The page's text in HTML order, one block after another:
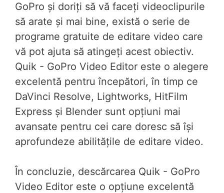
GoPro și doriți să vă faceți videoclipurile
să arate și mai bine, există o serie de
programe gratuite de editare video care
vă pot ajuta să atingeți acest obiectiv.
Quik - GoPro Video Editor este o alegere
excelentă pentru începători, în timp ce
DaVinci Resolve, Lightworks, HitFilm
Express și Blender sunt opțiuni mai
avansate pentru cei care doresc să își
aprofundeze abilitățile de editare video.
În concluzie, descărcarea Quik - GoPro
Video Editor este o opțiune excelentă